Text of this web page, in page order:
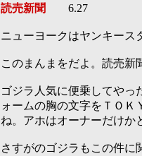
読売新聞 6.27
ニューヨークはヤンキース
このまんまをだよ。読売新
ゴジラ人気に便乗してやっ
ォームの胸の文字をＴＯＫ
ね。アホはオーナーだけか
さすがのゴジラもこの件に